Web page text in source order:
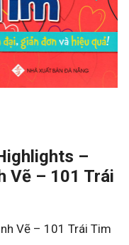
–
Vẽ – 101 Trái
Vẽ – 101 Trái Tim